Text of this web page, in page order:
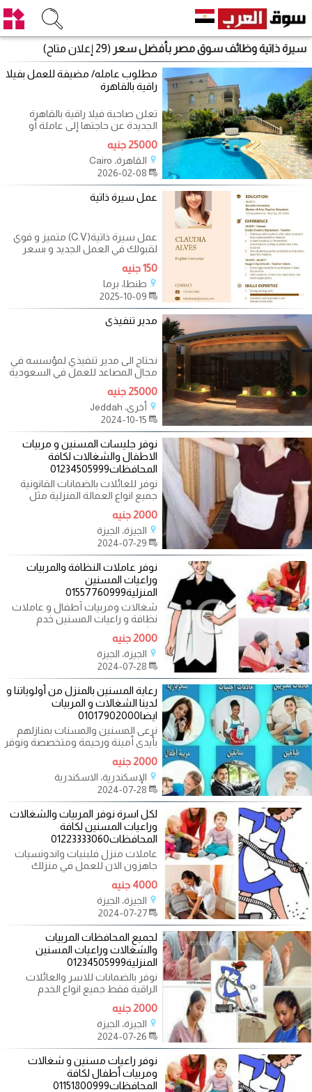
سيرة ذاتية وظائف سوق مصر بأفضل سعر (29 إعلان متاح)
مطلوب عامله/ مضيفة للعمل بفيلا
راقية بالقاهرة
تعلن صاحبة فيلا راقية بالقاهرة
الجديدة عن حاجتها إلى عاملة أو
مضيفة منزلية تتولى المهام التالية:
25000 جنيه
القاهرة، Cairo
عمل سيرة ذاتية
عمل سيرة ذاتية(C.V) متميز و قوي
لقبولك في العمل الجديد و بسعر
رمزي
150 جنيه
طنطا، برما
مدير تنفيذى
نحتاج الى مدير تنفيذي لمؤسسه في
مجال المصاعد للعمل في السعودية
يحمل موهل جامعي -لغة انجليزيه
25000 جنيه
أخرى، Jeddah
نوفر جليسات المسنين و مربيات
الاطفال والشغالات لكافة
المحافظات01234505999
نوفر للعائلات بالضمانات القانونية
جميع انواع العمالة المنزلية مثل
المربيات والطباخات وعاملات
2000 جنيه
الجيزة، الجيزة
نوفر عاملات النظافة والمربيات
وراعيات المسنين
المنزلية01557760999
شغالات ومربيات أطفال و عاملات
نظافة و راعيات المسنين خدم
وشغالات في مصر من مختلف
الجنسيات مصريات
2000 جنيه
الجيزة، الجيزة
رعاية المسنين بالمنزل من أولوياتنا و
لدينا الشغالات و المربيات
ايضا01017902000
نرعى المسنين والمسنات بمنازلهم
بأيدى أمينة ورحيمة ومتخصصة ونوفر
خدمات
2000 جنيه
الإسكندرية، الاسكندرية
لكل اسرة نوفر المربيات والشغالات
وراعيات المسنين لكافة
المحافظات01223333060
عاملات منزل فلبنيات واندونسيات
جاهزون الان للعمل في منزلك
للتواصل نرجوا الاتصال علي الارقام
4000 جنيه
الجيزة، الجيزة
2024-07-27
لجميع المحافظات المربيات
والشغالات وراعيات المسنين
المنزلية01234505999
نوفر بالضمانات للاسر والعائلات
الراقية فقط جميع انواع الخدم
والعمالة المنزلية والخادمات
2000 جنيه
الجيزة، الجيزة
نوفر راعيات مسنين و شغالات
ومربيات أطفال لكافة
المحافظات01151800999